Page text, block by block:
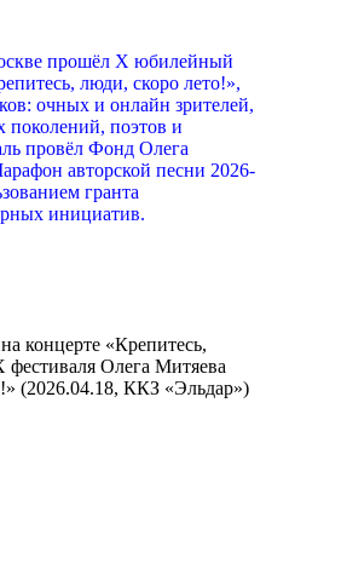
прошёл X юбилейный
люди, скоро лето!»,
очных и онлайн зрителей,
поколений, поэтов и
провёл Фонд Олега
авторской песни 2026-
гранта
инициатив.
концерте «Крепитесь,
фестиваля Олега Митяева
(2026.04.18, ККЗ «Эльдар»)